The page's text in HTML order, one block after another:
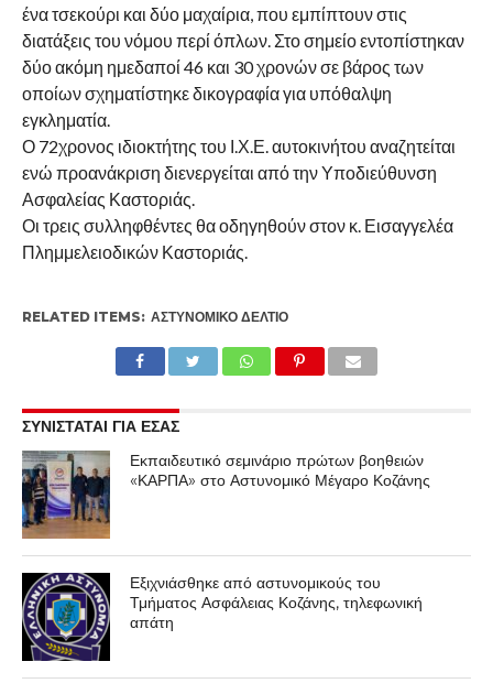
ένα τσεκούρι και δύο μαχαίρια, που εμπίπτουν στις
διατάξεις του νόμου περί όπλων. Στο σημείο εντοπίστηκαν
δύο ακόμη ημεδαποί 46 και 30 χρονών σε βάρος των
οποίων σχηματίστηκε δικογραφία για υπόθαλψη
εγκληματία.
Ο 72χρονος ιδιοκτήτης του Ι.Χ.Ε. αυτοκινήτου αναζητείται
ενώ προανάκριση διενεργείται από την Υποδιεύθυνση
Ασφαλείας Καστοριάς.
Οι τρεις συλληφθέντες θα οδηγηθούν στον κ. Εισαγγελέα
Πλημμελειοδικών Καστοριάς.
RELATED ITEMS: ΑΣΤΥΝΟΜΙΚΌ ΔΕΛΤΊΟ
ΣΥΝΙΣΤΑΤΑΙ ΓΙΑ ΕΣΑΣ
Εκπαιδευτικό σεμινάριο πρώτων βοηθειών
«ΚΑΡΠΑ» στο Αστυνομικό Μέγαρο Κοζάνης
Εξιχνιάσθηκε από αστυνομικούς του
Τμήματος Ασφάλειας Κοζάνης, τηλεφωνική
απάτη